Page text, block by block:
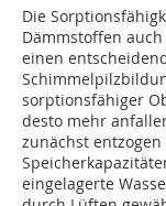
Die
Dämmstoffen
einen
sorptionsfähiger
desto mehr
zunächst
eingelagerte